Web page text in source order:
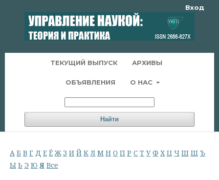
ТЕКУЩИЙ ВЫПУСК АРХИВЫ
ОБЪЯВЛЕНИЯ О НАС
Найти
Вход
А Б В Г Д Е Ё Ж З И Й К Л М Н О П Р С Т У Ф Х Ц Ч Ш Щ Ъ
Ы Ь Э Ю Я Все